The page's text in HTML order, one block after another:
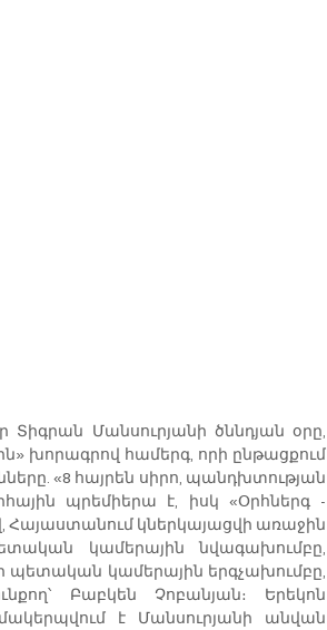
Մանսուրյանի ծննդյան օրը,
խորագրով համերգ, որի ընթացքում
«8 հայրեն սիրո, պանդխտության
պրեմիերա է, իսկ «Օրհներգ -
Հայաստանում կներկայացվի առաջին
կամերային նվագախումբը,
կամերային երգչախումբը,
Բաբկեն Չոբանյան։ Երեկոն
է Մանսուրյանի անվան